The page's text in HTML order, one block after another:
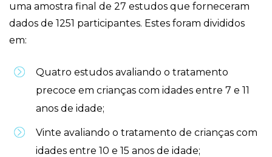
uma amostra final de 27 estudos que forneceram
dados de 1251 participantes. Estes foram divididos
em:
Quatro estudos avaliando o tratamento
precoce em crianças com idades entre 7 e 11
anos de idade;
Vinte avaliando o tratamento de crianças com
idades entre 10 e 15 anos de idade;